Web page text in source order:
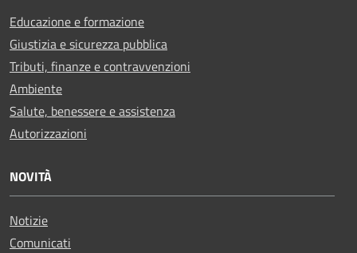
Educazione e formazione
Giustizia e sicurezza pubblica
Tributi, finanze e contravvenzioni
Ambiente
Salute, benessere e assistenza
Autorizzazioni
NOVITÀ
Notizie
Comunicati